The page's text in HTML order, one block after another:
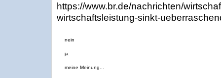
https://www.br.de/nachrichten/
wirtschaftsleistung-sinkt-
nein
ja
meine Meinung...